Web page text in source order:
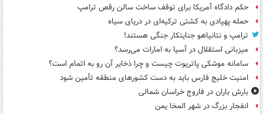
حکم دادگاه آمریکا برای توقف ساخت سالن رقص ترامپ
حمله پهپادی به کشتی ترکیه‌ای در دریای سیاه
ترامپ و نتانیاهو جنایتکار جنگی هستند!
میزبانی استقلال در آسیا به امارات می‌رسد؟
سامانه موشکی پاتریوت چیست و چرا ذخایر آن رو به اتمام است؟
امنیت خلیج فارس باید به دست کشورهای منطقه تأمین شود
بارش باران در فاروج خراسان شمالی
انفجار بزرگ در شهر المخا یمن